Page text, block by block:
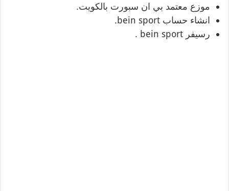
موزع معتمد بي ان سبورت بالكويت.
انشاء حساب bein sport.
رسيفر bein sport .